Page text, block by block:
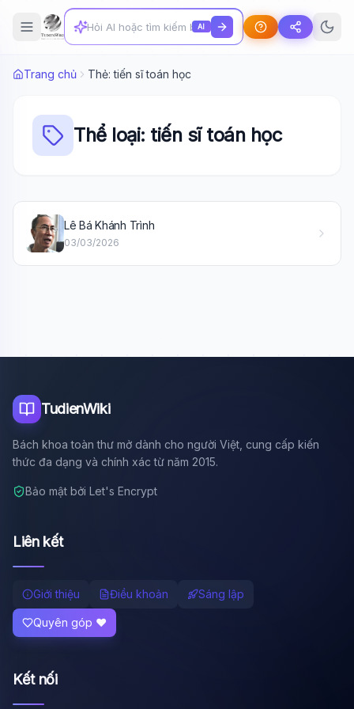
AI
Trang chủ Thẻ: tiến sĩ toán học
Thể loại: tiến sĩ toán học
Lê Bá Khánh Trình
03/03/2026
TudienWiki
Bách khoa toàn thư mở dành cho người Việt, cung cấp kiến
thức đa dạng và chính xác từ năm 2015.
Bảo mật bởi Let's Encrypt
Liên kết
Giới thiệu Điều khoản Sáng lập
Quyên góp ❤️
Kết nối
🤖Sẵn sàng hỗ trợ
Tôi là trợ lý AI của TuDienWiki. Hãy hỏi tôi bất kỳ điều gì
🪐 Sao Mộc là gì?
🔬 Albert Einstein